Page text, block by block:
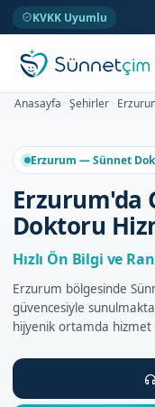
KVKK Uyumlu
Anasayfa Şehirler
Erzurum — Sünnet
Erzurum'da
Doktoru
Hızlı Ön Bilgi ve
Erzurum bölgesinde
güvencesiyle
hijyenik ortamda hizmet